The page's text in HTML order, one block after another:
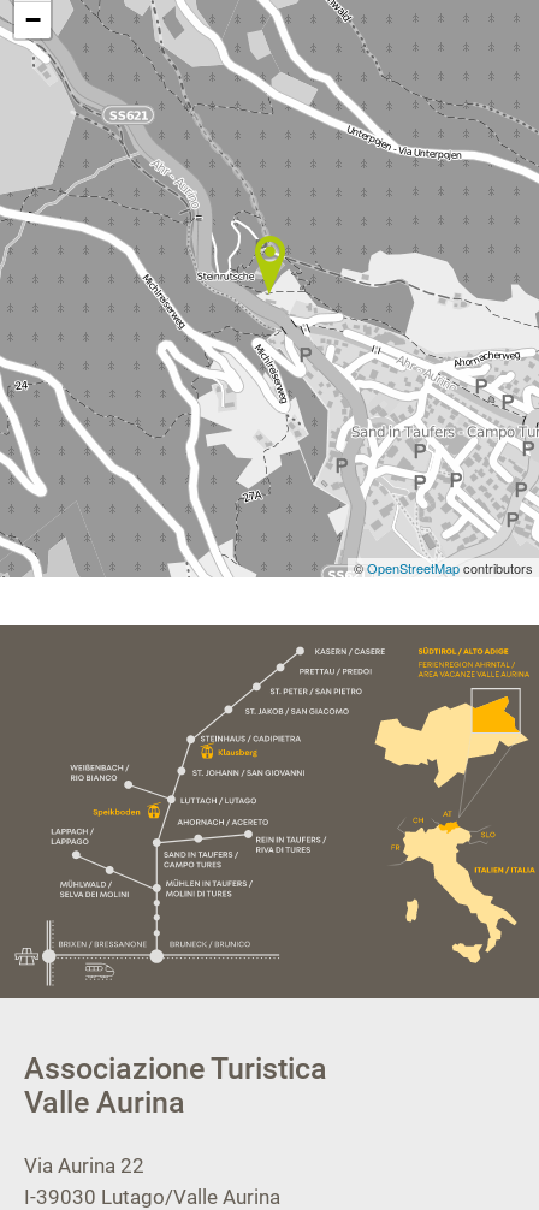
−
©OpenStreetMapcontributors
Associazione Turistica
Valle Aurina
Via Aurina 22
I-39030 Lutago/Valle Aurina